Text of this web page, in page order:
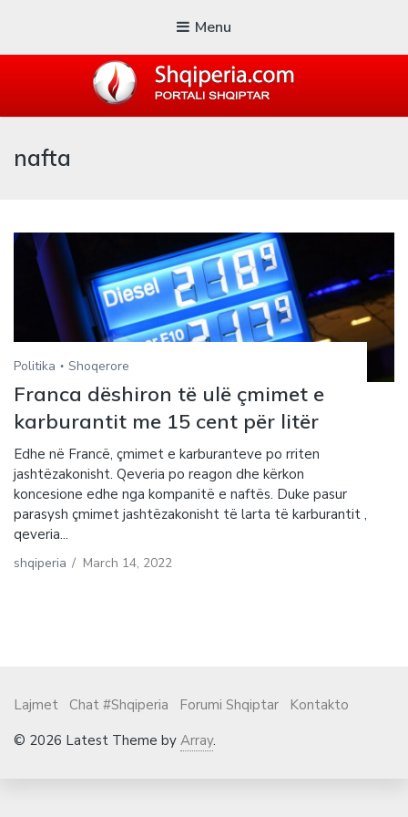
Menu
nafta
Politika Shoqerore
Franca dëshiron të ulë çmimet e
karburantit me 15 cent për litër
Edhe në Francë, çmimet e karburanteve po rriten
jashtëzakonisht. Qeveria po reagon dhe kërkon
koncesione edhe nga kompanitë e naftës. Duke pasur
parasysh çmimet jashtëzakonisht të larta të karburantit ,
qeveria...
shqiperia / March 14, 2022
Lajmet Chat #Shqiperia Forumi Shqiptar
Kontakto
© 2026 Latest Theme by Array.